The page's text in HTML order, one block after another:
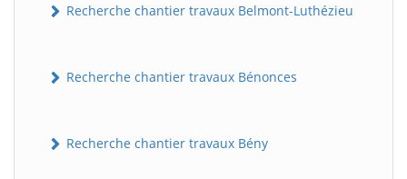
Recherche chantier travaux Belmont-Luthézieu
Recherche chantier travaux Bénonces
Recherche chantier travaux Bény